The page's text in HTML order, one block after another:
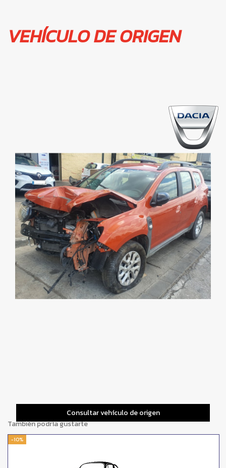
VEHÍCULO DE ORIGEN
Consultar vehículo de origen
También podría gustarte
-10%